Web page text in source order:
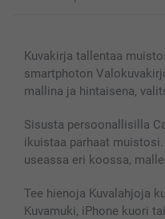
Kännykkä & Tabletti
MyNameBook
Valokuvakehykset &
Lahjakortti
Kaikki kuvatuotteet
Sivukartta
Ehdot/takuut
smartbonus
Hinnat & maksutavat
Kuvakirja tallentaa
smartphoton
mallina ja hintaisena,
Sisusta persoonallisilla
ikuistaa parhaat
useassa eri koossa,
Tee hienoja Kuvalahjoja
Kuvamuki, iPhone kuori